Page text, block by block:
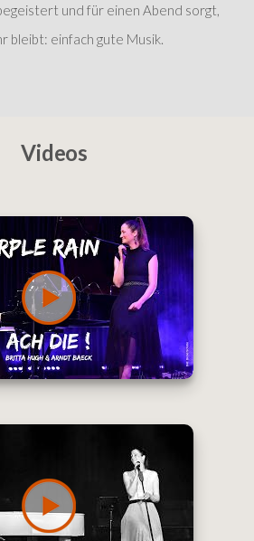
und für einen Abend sorgt,
bleibt: einfach gute Musik.
Videos